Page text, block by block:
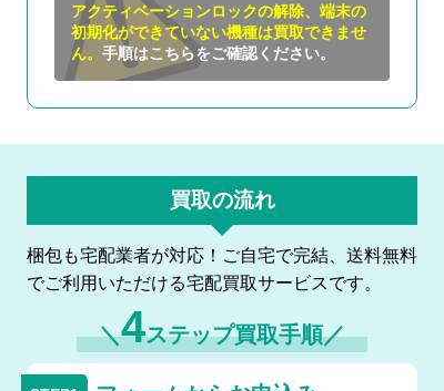
アクティベーションロックの解除、端末の
初期化ができていない機種は買取できませ
ん。手順はこちらをご確認ください。
買取の流れ
梱包も宅配業者が対応！ご自宅で完結、送料無料
でご利用いただける宅配買取サービスです。
＼4ステップ買取手順／